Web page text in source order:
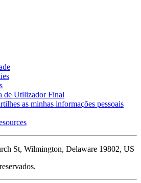
de Utilizador Final
as minhas informações pessoais
St, Wilmington, Delaware 19802, US